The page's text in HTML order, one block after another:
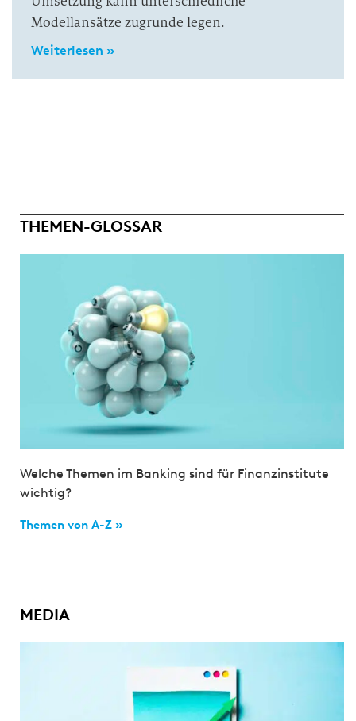
Modellansätze zugrunde legen.
Weiterlesen »
THEMEN-GLOSSAR
Welche Themen im Banking sind für Finanzinstitute
wichtig?
Themen von A-Z »
MEDIA